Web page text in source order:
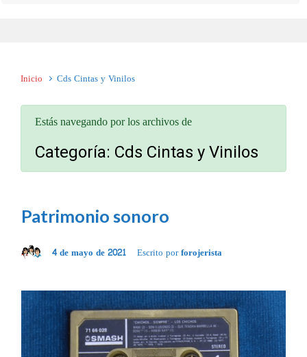
Inicio Cds Cintas y Vinilos
Estás navegando por los archivos de
Categoría: Cds Cintas y Vinilos
Patrimonio sonoro
4 de mayo de 2021 Escrito porforojerista